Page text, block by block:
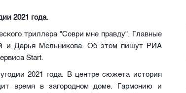
2021 года.
триллера "Соври мне правду". Главные
и Дарья Мельникова. Об этом пишут РИА
Start.
2021 года. В центре сюжета история
время в загородном доме. Гармонию и